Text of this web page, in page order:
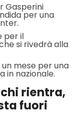
Gasperini
per una
per il
si rivedrà alla
mese per una
in nazionale.
rientra,
fuori